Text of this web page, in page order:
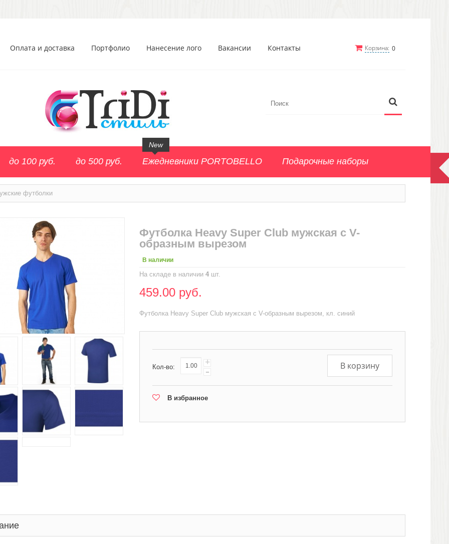
Корзина: 0
Оплата и доставка Портфолио Нанесение лого Вакансии Контакты
до 100 руб. до 500 руб. Ежедневники PORTOBELLO
New
Подарочные наборы
футболки
Футболка Heavy Super Club мужская с V-
образным вырезом
В наличии
На складе в наличии4 шт.
459.00 руб.
Футболка Heavy Super Club мужская с V-образным вырезом, кл. синий
Кол-во: +
- В корзину
В избранное